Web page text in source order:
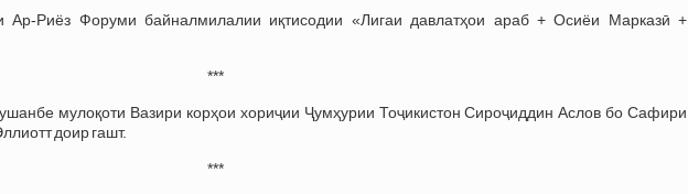
Ар-Риёз Форуми байналмилалии иқтисодии «Лигаи давлатҳои араб + Осиёи Марказӣ +
***
мулоқоти Вазири корҳои хориҷии Ҷумҳурии Тоҷикистон Сироҷиддин Аслов бо Сафири
доир гашт.
***